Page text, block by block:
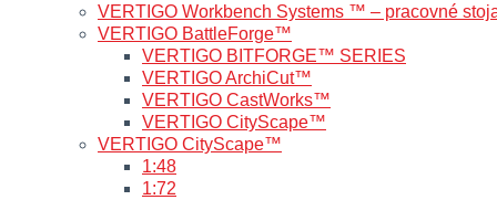
VERTIGO Workbench Systems ™ – pracovné
VERTIGO BattleForge™
VERTIGO BITFORGE™ SERIES
VERTIGO ArchiCut™
VERTIGO CastWorks™
VERTIGO CityScape™
VERTIGO CityScape™
1:48
1:72